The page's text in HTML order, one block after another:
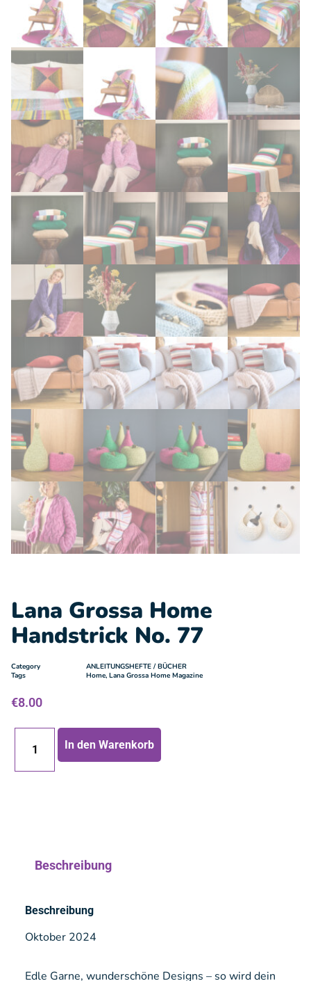
Lana Grossa Home
Handstrick No. 77
Category
ANLEITUNGSHEFTE / BÜCHER
Tags
Home, Lana Grossa Home Magazine
€8.00
In den Warenkorb
Beschreibung
Beschreibung
Oktober 2024
Edle Garne, wunderschöne Designs – so wird dein